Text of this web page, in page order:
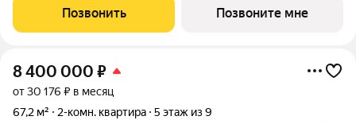
ПРИВИЛЕГИИ Собственный минеральный источник Парк с
зонами отдыха Комплекс расположен в зелёной зоне
Позвонить Позвоните мне
8 400 000 ₽
от 30 176 ₽ в месяц
67,2 м²
2-комн. квартира 5 этаж из 9